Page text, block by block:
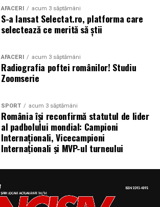
AFACERI acum 3 săptămâni
S-a lansat Selectat.ro, platforma care
selectează ce merită să știi
AFACERI acum 3 săptămâni
Radiografia poftei românilor! Studiu
Zoomserie
SPORT acum 3 săptămâni
România își reconfirmă statutul de lider
al padbolului mondial: Campioni
Internaționali, Vicecampioni
Internaționali și MVP-ul turneului